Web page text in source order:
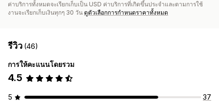
ค่าบริการทั้งหมดจะเรียกเก็บเป็น USD ค่าบริการที่เกิดขึ้นประจำและตามการใช้
งานจะเรียกเก็บเงินทุกๆ 30 วัน ดูตัวเลือกการกำหนดราคาทั้งหมด
รีวิว (46)
การให้คะแนนโดยรวม
4.5
5
37